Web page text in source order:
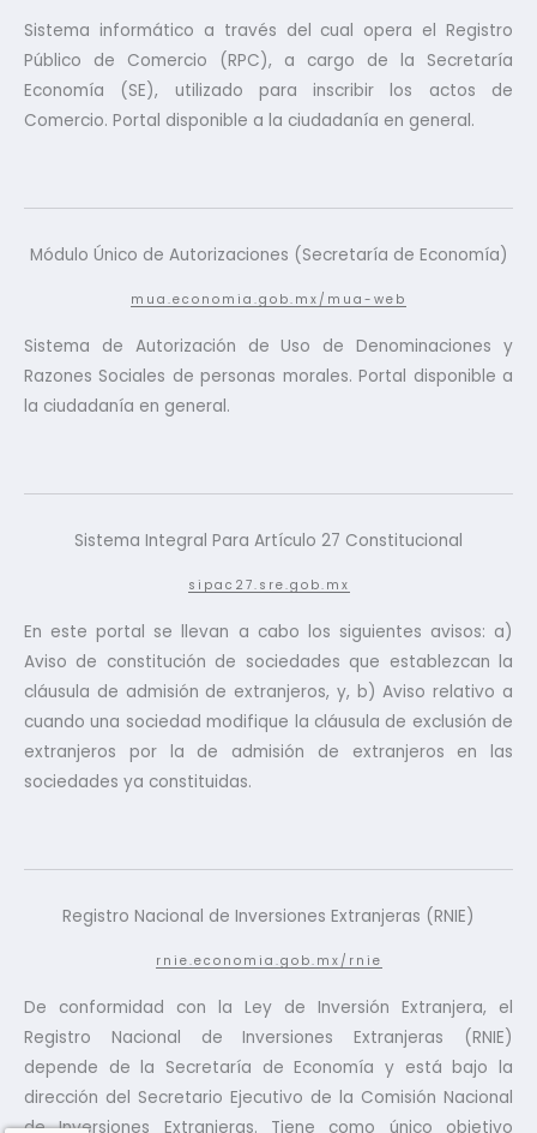
Sistema informático a través del cual opera el Registro
Público de Comercio (RPC), a cargo de la Secretaría
Economía (SE), utilizado para inscribir los actos de
Comercio. Portal disponible a la ciudadanía en general.
Módulo Único de Autorizaciones (Secretaría de Economía)
mua.economia.gob.mx/mua-web
Sistema de Autorización de Uso de Denominaciones y
Razones Sociales de personas morales. Portal disponible a
la ciudadanía en general.
Sistema Integral Para Artículo 27 Constitucional
sipac27.sre.gob.mx
En este portal se llevan a cabo los siguientes avisos: a)
Aviso de constitución de sociedades que establezcan la
cláusula de admisión de extranjeros, y, b) Aviso relativo a
cuando una sociedad modifique la cláusula de exclusión de
extranjeros por la de admisión de extranjeros en las
sociedades ya constituidas.
Registro Nacional de Inversiones Extranjeras (RNIE)
rnie.economia.gob.mx/rnie
De conformidad con la Ley de Inversión Extranjera, el
Registro Nacional de Inversiones Extranjeras (RNIE)
depende de la Secretaría de Economía y está bajo la
dirección del Secretario Ejecutivo de la Comisión Nacional
de Inversiones Extranjeras. Tiene como único objetivo